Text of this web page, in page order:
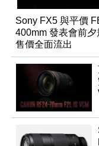
Sony FX5 與平價
400mm 發表會前夕
售價全面流出